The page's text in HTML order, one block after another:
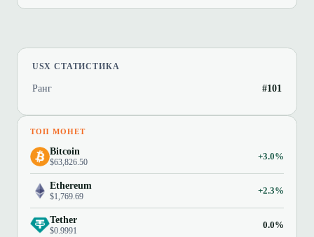
USX СТАТИСТИКА
Ранг #101
ТОП МОНЕТ
Bitcoin
$63,826.50
+3.0%
Ethereum
$1,769.69
+2.3%
Tether
$0.9991
0.0%